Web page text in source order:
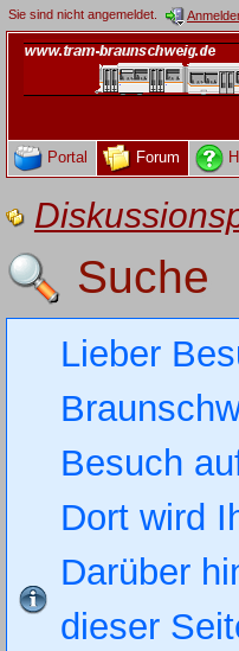
Sie sind nicht angemeldet.
Portal Forum
Suche
Lieber
Besuch
Dort wird
Darüber
dieser